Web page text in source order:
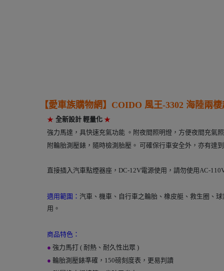
【愛車族購物網】 COIDO 風王-3302 海陸兩
★ 全新設計 輕量化 ★
強力馬達，具快速充氣功能 。附夜間照明燈，方便夜間充氣
附輪胎測壓錶，隨時檢測胎壓。 可確保行車安全外，亦有達
直接插入汽車點煙器座，DC-12V電源使用，請勿使用AC-
適用範圍： 汽車、機車、自行車之輪胎、橡皮艇、救生圈、
用。
商品特色：
● 強力馬打 ( 耐熱、耐久性出眾 )
● 輪胎測壓錶準確，150磅刻度表，更易判讀